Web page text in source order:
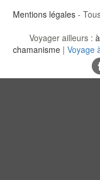
Mentions légales-
Voyager ailleurs :
chamanisme | Voyage